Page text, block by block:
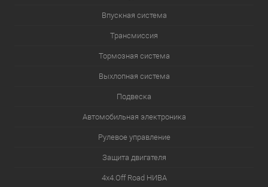
Впускная система
Трансмиссия
Тормозная система
Выхлопная система
Подвеска
Автомобильная электроника
Рулевое управление
Защита двигателя
4х4.Off Road НИВА